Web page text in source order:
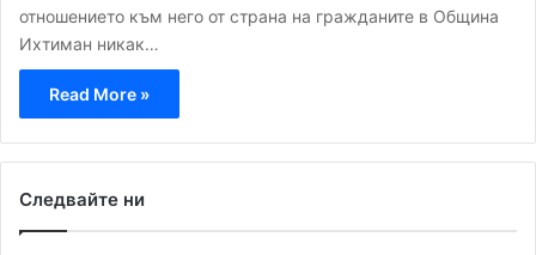
отношението към него от страна на гражданите в Община
Ихтиман никак…
Read More »
Следвайте ни